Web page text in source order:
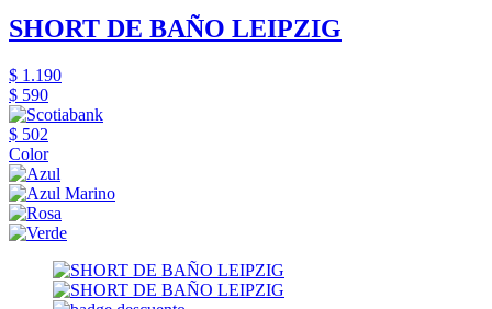
SHORT DE BAÑO LEIPZIG
$ 1.190
$ 590
$ 502
Color